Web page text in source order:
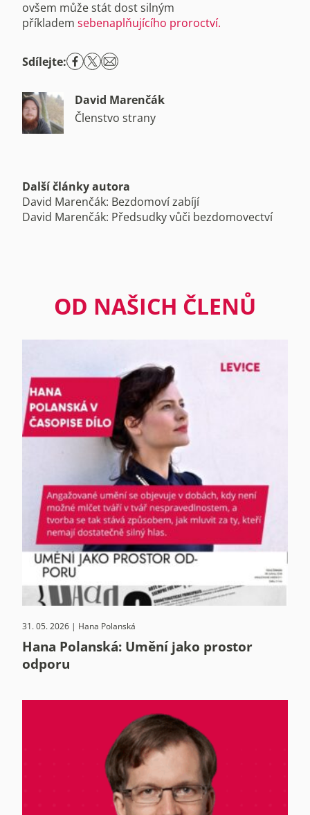
ovšem může stát dost silným
příkladem sebenaplňujícího proroctví.
Sdílejte:
David Marenčák
Členstvo strany
Další články autora
David Marenčák: Bezdomoví zabíjí
David Marenčák: Předsudky vůči bezdomovectví
OD NAŠICH ČLENŮ
31. 05. 2026 | Hana Polanská
Hana Polanská: Umění jako prostor
odporu